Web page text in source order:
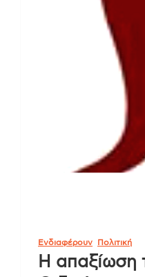
Ενδιαφέρουν Πολιτική
Η απαξίωση